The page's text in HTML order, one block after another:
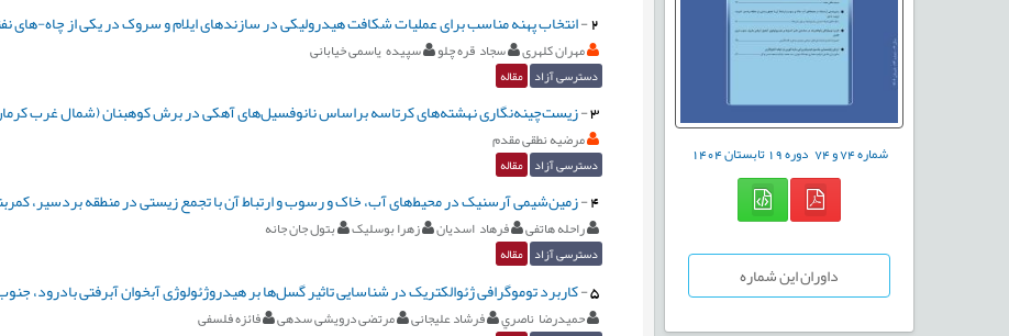
شماره74 و74 دوره19تابستان1404
داوران این شماره
2
-انتخاب پهنه مناسب برای عملیات شکافت هیدرولیکی در سازندهای ایلام و سروک در یکی از چاه-های
مهران کلهری سجاد قره چلو سپیده یاسمی خیابانی
دسترسی آزاد مقاله
3
-زیست‌چینه‌نگاری نهشته‌های کرتاسه براساس نانوفسیل‌های آهکی در برش کوهبنان (شمال غرب
مرضیه نطقی مقدم
دسترسی آزاد مقاله
4
-زمین‌شیمی آرسنیک در محیط‌های آب، خاک و رسوب و ارتباط آن با تجمع زیستی در منطقه بردسیر،
راحله هاتفی فرهاد اسدیان زهرا بوسلیک بتول جان جانه
دسترسی آزاد مقاله
5
-کاربرد توموگرافی ژئوالکتریک در شناسایی تاثیر گسل‌ها بر هیدروژئولوژی آبخوان آبرفتی بادرود،
حميدرضا ناصري فرشاد علیجانی مرتضی درویشی سدهی فائزه فلسفی